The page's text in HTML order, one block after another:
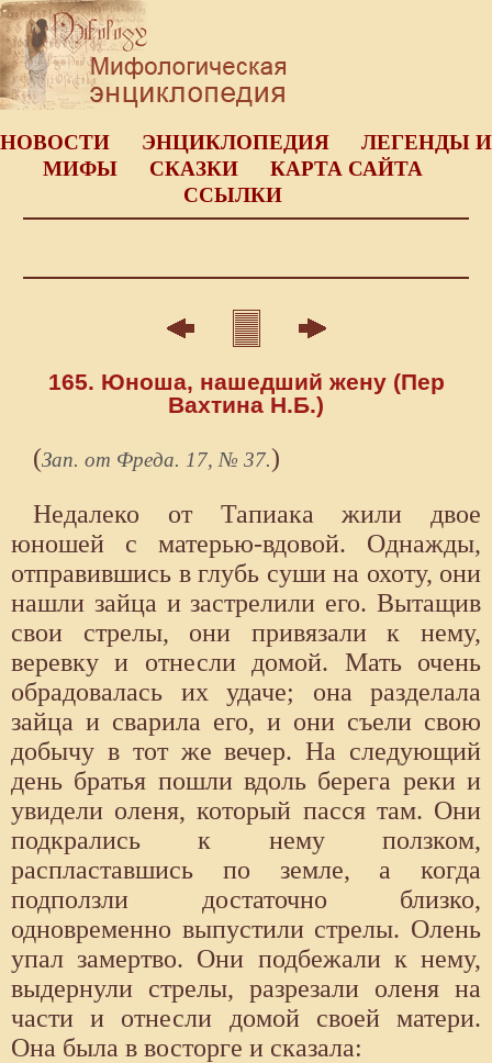
НОВОСТИ ЭНЦИКЛОПЕДИЯ
ЛЕГЕНДЫ И
МИФЫ
СКАЗКИ
КАРТА САЙТА
ССЫЛКИ
165. Юноша, нашедший жену (Пер
Вахтина Н.Б.)
(Зап. от Фреда. 17, № 37.)
Недалеко от Тапиака жили двое
юношей с матерью-вдовой. Однажды,
отправившись в глубь суши на охоту, они
нашли зайца и застрелили его. Вытащив
свои стрелы, они привязали к нему,
веревку и отнесли домой. Мать очень
обрадовалась их удаче; она разделала
зайца и сварила его, и они съели свою
добычу в тот жe вечер. На следующий
день братья пошли вдоль берега реки и
увидели оленя, который пасся там. Они
подкрались к нему ползком,
распластавшись по земле, а когда
подползли достаточно близко,
одновременно выпустили стрелы. Олень
упал замертво. Они подбежали к нему,
выдернули стрелы, разрезали оленя на
части и отнесли домой своей матери.
Она была в восторге и сказала: